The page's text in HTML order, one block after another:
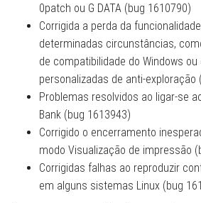
0patch ou G DATA (bug 1610790)
Corrigida a perda da
determinadas circunstâncias,
de compatibilidade do Windows
personalizadas de anti-exploração
Problemas resolvidos ao ligar-se
Bank (bug 1613943)
Corrigido o encerramento
modo Visualização de impressão
Corrigidas falhas ao reproduzir
em alguns sistemas Linux (bug